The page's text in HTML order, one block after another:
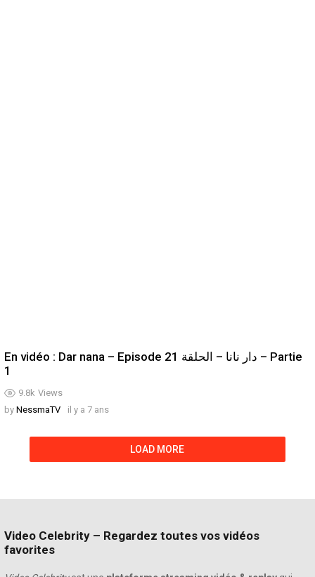
9.8k Views
En vidéo : Dar nana – Episode 21 دار نانا – الحلقة – Partie
1
by NessmaTV il y a 7 ans
LOAD MORE
Video Celebrity – Regardez toutes vos vidéos
favorites